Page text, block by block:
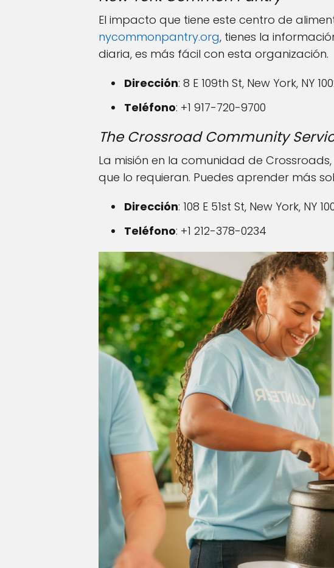
El impacto que tiene este centro de
nycommonpantry.org, tienes la
diaria, es más fácil con esta organización.
Dirección: 8 E 109th St, New York, NY
Teléfono: +1 917-720-9700
The Crossroad Community
La misión en la comunidad de
que lo requieran. Puedes aprender más
Dirección: 108 E 51st St, New York, NY
Teléfono: +1 212-378-0234